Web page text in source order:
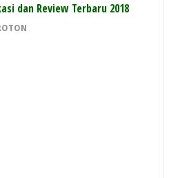
dan Review Terbaru 2018